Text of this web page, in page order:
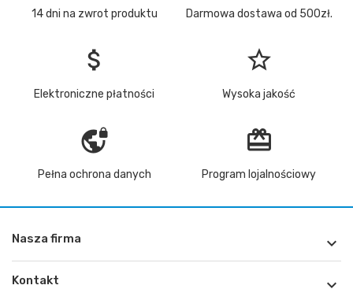
14 dni na zwrot produktu Darmowa dostawa od 500zł.
attach_money
Elektroniczne płatności
star_border
Wysoka jakość
vpn_lock
Pełna ochrona danych
redeem
Program lojalnościowy
Nasza firma 
Kontakt 